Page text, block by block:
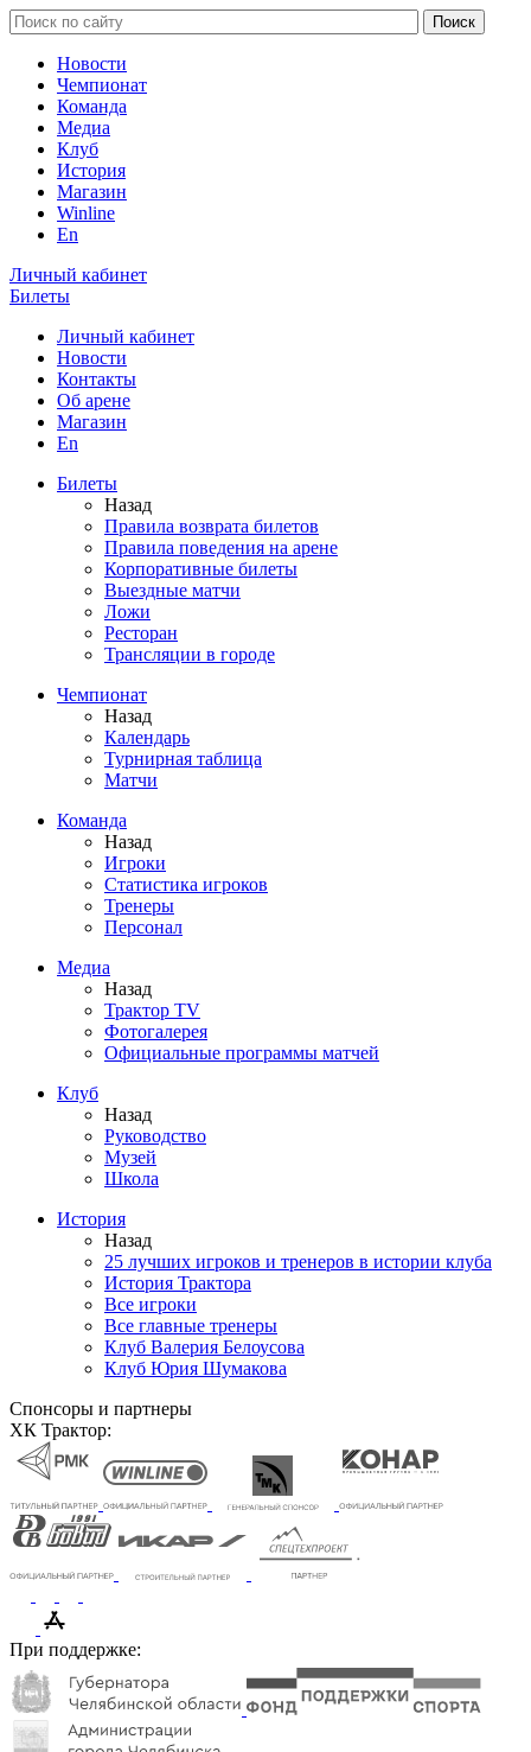
Новости
Чемпионат
Команда
Медиа
Клуб
История
Магазин
Winline
En
Личный кабинет
Билеты
Личный кабинет
Новости
Контакты
Об арене
Магазин
En
Билеты
Назад
Правила возврата билетов
Правила поведения на арене
Корпоративные билеты
Выездные матчи
Ложи
Ресторан
Трансляции в городе
Чемпионат
Назад
Календарь
Турнирная таблица
Матчи
Команда
Назад
Игроки
Статистика игроков
Тренеры
Персонал
Медиа
Назад
Трактор TV
Фотогалерея
Официальные программы матчей
Клуб
Назад
Руководство
Музей
Школа
История
Назад
25 лучших игроков и тренеров в истории клуба
История Трактора
Все игроки
Все главные тренеры
Клуб Валерия Белоусова
Клуб Юрия Шумакова
Спонсоры и партнеры
ХК Трактор:
При поддержке: